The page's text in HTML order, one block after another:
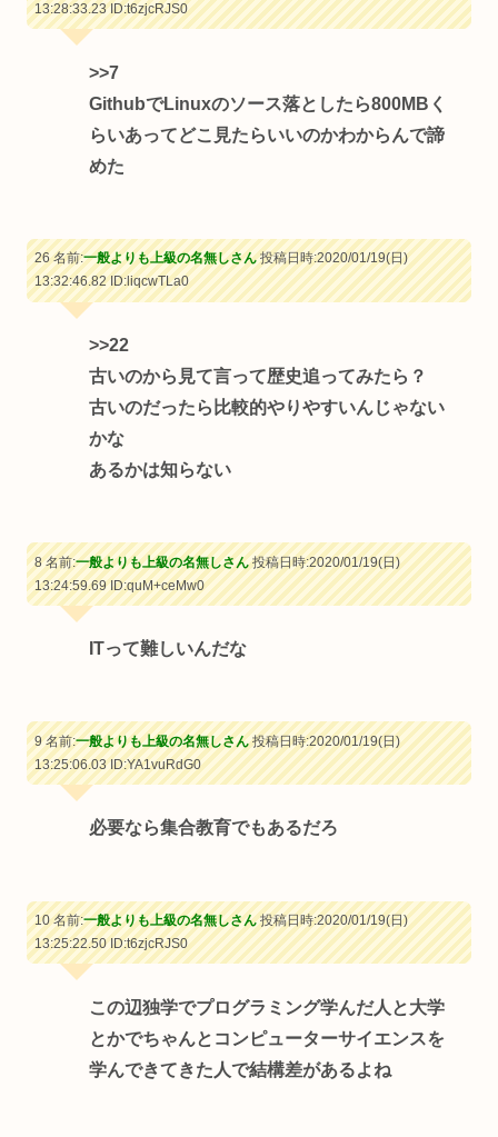
13:28:33.23ID:t6zjcRJS0
>>7
GithubでLinuxのソース落としたら800MBく
らいあってどこ見たらいいのかわからんで諦
めた
26 名前:一般よりも上級の名無しさん投稿日時:2020/01/19(日)
13:32:46.82ID:liqcwTLa0
>>22
古いのから見て言って歴史追ってみたら？
古いのだったら比較的やりやすいんじゃない
かな
あるかは知らない
8 名前:一般よりも上級の名無しさん投稿日時:2020/01/19(日)
13:24:59.69ID:quM+ceMw0
ITって難しいんだな
9 名前:一般よりも上級の名無しさん投稿日時:2020/01/19(日)
13:25:06.03ID:YA1vuRdG0
必要なら集合教育でもあるだろ
10 名前:一般よりも上級の名無しさん投稿日時:2020/01/19(日)
13:25:22.50ID:t6zjcRJS0
この辺独学でプログラミング学んだ人と大学
とかでちゃんとコンピューターサイエンスを
学んできてきた人で結構差があるよね